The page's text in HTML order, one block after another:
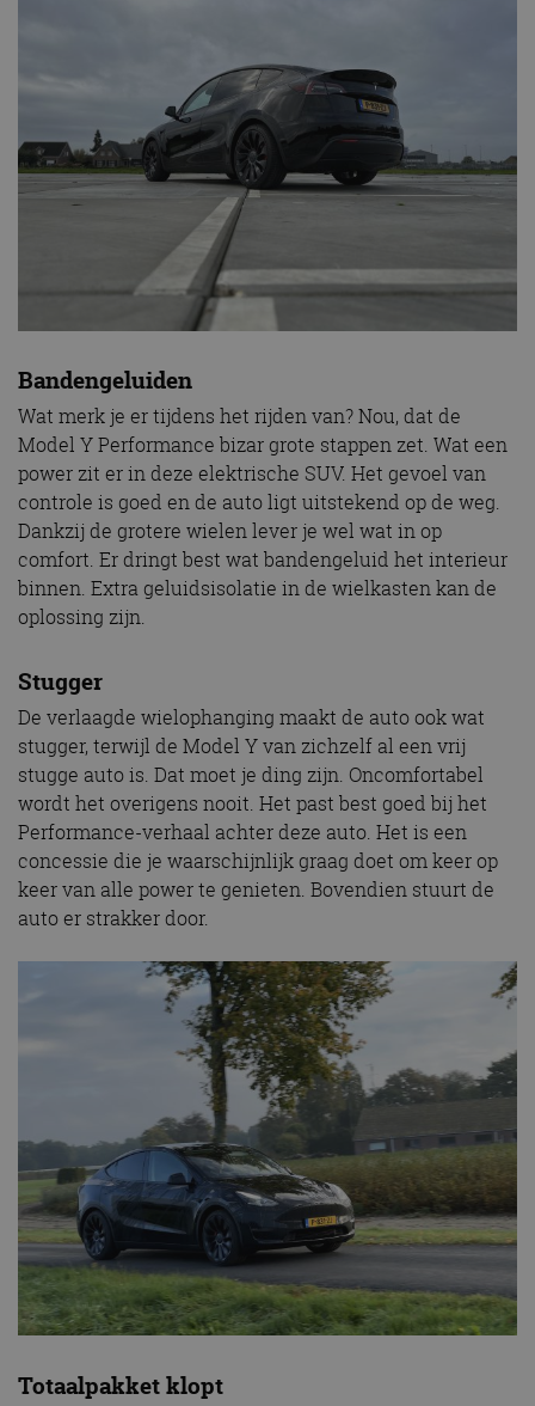
Bandengeluiden
Wat merk je er tijdens het rijden van? Nou, dat de
Model Y Performance bizar grote stappen zet. Wat een
power zit er in deze elektrische SUV. Het gevoel van
controle is goed en de auto ligt uitstekend op de weg.
Dankzij de grotere wielen lever je wel wat in op
comfort. Er dringt best wat bandengeluid het interieur
binnen. Extra geluidsisolatie in de wielkasten kan de
oplossing zijn.
Stugger
De verlaagde wielophanging maakt de auto ook wat
stugger, terwijl de Model Y van zichzelf al een vrij
stugge auto is. Dat moet je ding zijn. Oncomfortabel
wordt het overigens nooit. Het past best goed bij het
Performance-verhaal achter deze auto. Het is een
concessie die je waarschijnlijk graag doet om keer op
keer van alle power te genieten. Bovendien stuurt de
auto er strakker door.
Totaalpakket klopt